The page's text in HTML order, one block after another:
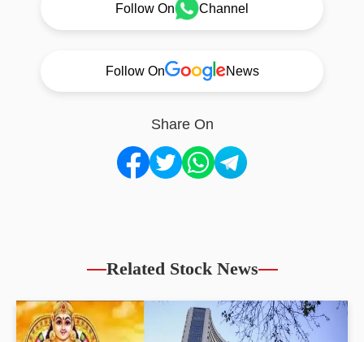
Follow On Channel
Follow On News
Share On
Related Stock News